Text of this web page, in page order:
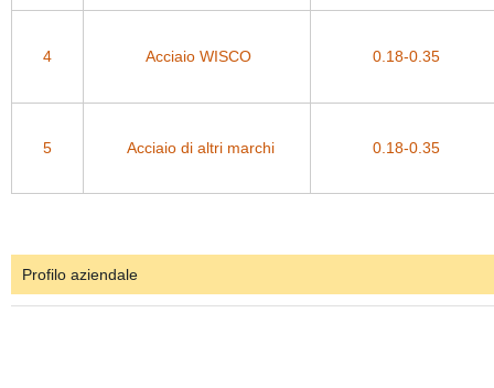
4 Acciaio WISCO 0.18-0.35
5 Acciaio di altri marchi 0.18-0.35
Profilo aziendale